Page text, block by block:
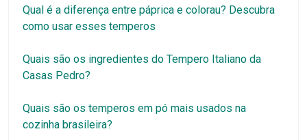
Qual é a diferença entre páprica e colorau? Descubra
como usar esses temperos
Quais são os ingredientes do Tempero Italiano da
Casas Pedro?
Quais são os temperos em pó mais usados na
cozinha brasileira?